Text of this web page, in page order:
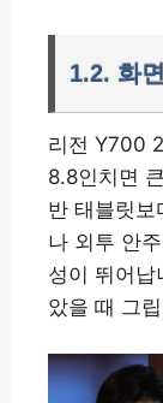
1.2. 화
리전 Y700
8.8인치면
반 태블릿보
나 외투 안
성이 뛰어
았을 때 그